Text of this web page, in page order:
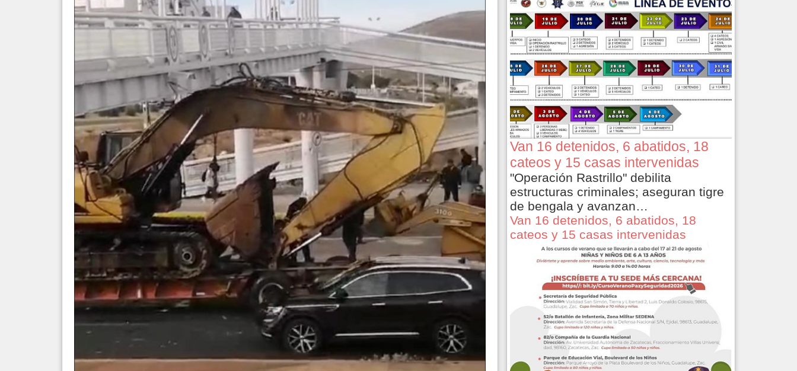
Van 16 detenidos, 6 abatidos, 18
cateos y 15 casas intervenidas
"Operación Rastrillo" debilita
estructuras criminales; aseguran tigre
de bengala y avanzan…
Van 16 detenidos, 6 abatidos, 18
cateos y 15 casas intervenidas